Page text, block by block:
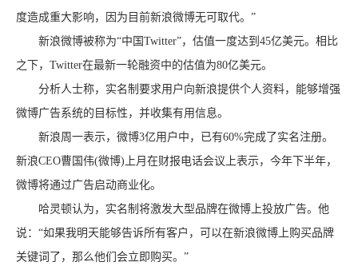
度造成重大影响，因为目前新浪微博无可取代。”
新浪微博被称为“中国Twitter”，估值一度达到45亿美元。相比
之下，Twitter在最新一轮融资中的估值为80亿美元。
分析人士称，实名制要求用户向新浪提供个人资料，能够增强
微博广告系统的目标性，并收集有用信息。
新浪周一表示，微博3亿用户中，已有60%完成了实名注册。
新浪CEO曹国伟(微博)上月在财报电话会议上表示，今年下半年，
微博将通过广告启动商业化。
哈灵顿认为，实名制将激发大型品牌在微博上投放广告。他
说：“如果我明天能够告诉所有客户，可以在新浪微博上购买品牌
关键词了，那么他们会立即购买。”